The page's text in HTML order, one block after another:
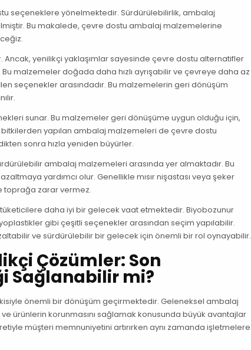
seçeneklere yönelmektedir. Sürdürülebilirlik, ambalaj
Bu makalede, çevre dostu ambalaj malzemelerine
yenilikçi yaklaşımlar sayesinde çevre dostu alternatifler
malzemeler doğada daha hızlı ayrışabilir ve çevreye daha az
seçenekler arasındadır. Bu malzemelerin geri dönüşüm
sunar. Bu malzemeler geri dönüşüme uygun olduğu için,
yapılan ambalaj malzemeleri de çevre dostu
sonra hızla yeniden büyürler.
ambalaj malzemeleri arasında yer almaktadır. Bu
yardımcı olur. Genellikle mısır nişastası veya şeker
toprağa zarar vermez.
daha iyi bir gelecek vaat etmektedir. Biyobozunur
gibi çeşitli seçenekler arasından seçim yapılabilir.
ve sürdürülebilir bir gelecek için önemli bir rol oynayabilir.
Çözümler: Son
Sağlanabilir mi?
önemli bir dönüşüm geçirmektedir. Geleneksel ambalaj
ürünlerin korunmasını sağlamak konusunda büyük avantajlar
müşteri memnuniyetini artırırken aynı zamanda işletmelere